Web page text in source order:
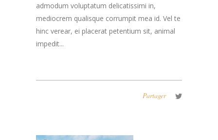
admodum voluptatum delicatissimi in,
mediocrem qualisque corrumpit mea id. Vel te
hinc verear, ei placerat petentium sit, animal
impedit...
Partager